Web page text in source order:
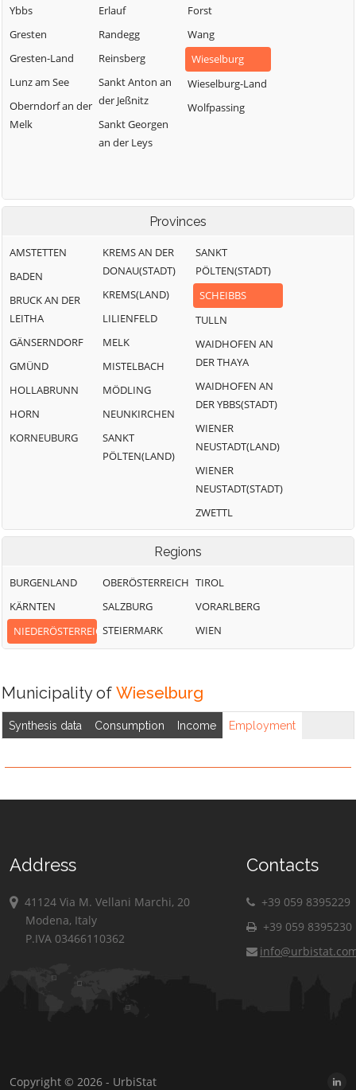
Ybbs
Gresten
Gresten-Land
Lunz am See
Oberndorf an der
Melk
Erlauf
Randegg
Reinsberg
Sankt Anton an
der Jeßnitz
Sankt Georgen
an der Leys
Forst
Wang
Wieselburg
Wieselburg-Land
Wolfpassing
Provinces
AMSTETTEN
BADEN
BRUCK AN DER
LEITHA
GÄNSERNDORF
GMÜND
HOLLABRUNN
HORN
KORNEUBURG
KREMS AN DER
DONAU(STADT)
KREMS(LAND)
LILIENFELD
MELK
MISTELBACH
MÖDLING
NEUNKIRCHEN
SANKT
PÖLTEN(LAND)
SANKT
PÖLTEN(STADT)
SCHEIBBS
TULLN
WAIDHOFEN AN
DER THAYA
WAIDHOFEN AN
DER YBBS(STADT)
WIENER
NEUSTADT(LAND)
WIENER
NEUSTADT(STADT)
ZWETTL
Regions
BURGENLAND
KÄRNTEN
NIEDERÖSTERREICH
OBERÖSTERREICH
SALZBURG
STEIERMARK
TIROL
VORARLBERG
WIEN
Municipality of Wieselburg
Synthesis data Consumption Income Employment
Address
41124 Via M. Vellani Marchi, 20
Modena, Italy
P.IVA 03466110362
Contacts
+39 059 8395229
+39 059 8395230
Copyright © 2026 - UrbiStat